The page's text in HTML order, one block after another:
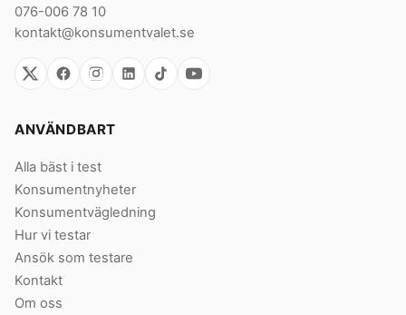
076-006 78 10
kontakt@konsumentvalet.se
ANVÄNDBART
Alla bäst i test
Konsumentnyheter
Konsumentvägledning
Hur vi testar
Ansök som testare
Kontakt
Om oss